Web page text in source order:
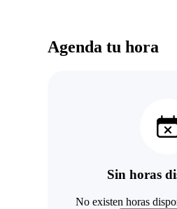
Agenda tu hora
Sin horas
No existen horas